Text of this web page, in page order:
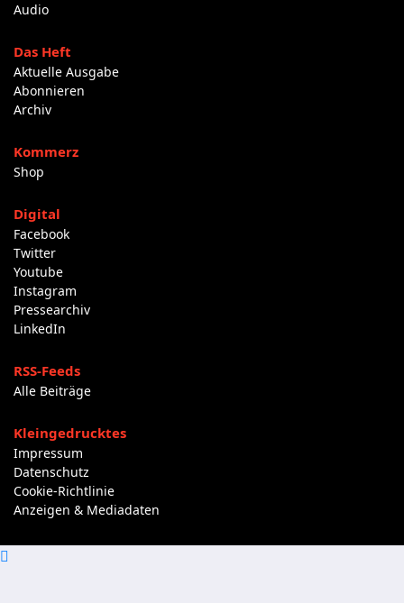
Audio
Das Heft
Aktuelle Ausgabe
Abonnieren
Archiv
Kommerz
Shop
Digital
Facebook
Twitter
Youtube
Instagram
Pressearchiv
LinkedIn
RSS-Feeds
Alle Beiträge
Kleingedrucktes
Impressum
Datenschutz
Cookie-Richtlinie
Anzeigen & Mediadaten